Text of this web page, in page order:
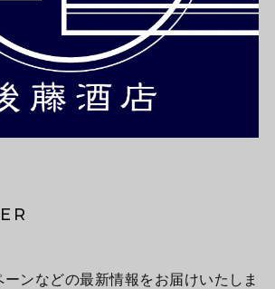
ンなどの最新情報をお届けいたしま